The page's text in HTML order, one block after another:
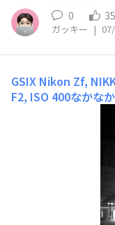
0 35
ガッキー |
GSIX Nikon Zf,
F2, ISO 400なかな